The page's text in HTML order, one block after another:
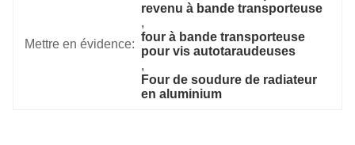
Mettre en évidence:
revenu à bande transporteuse
,
four à bande transporteuse
pour vis autotaraudeuses
,
Four de soudure de radiateur
en aluminium